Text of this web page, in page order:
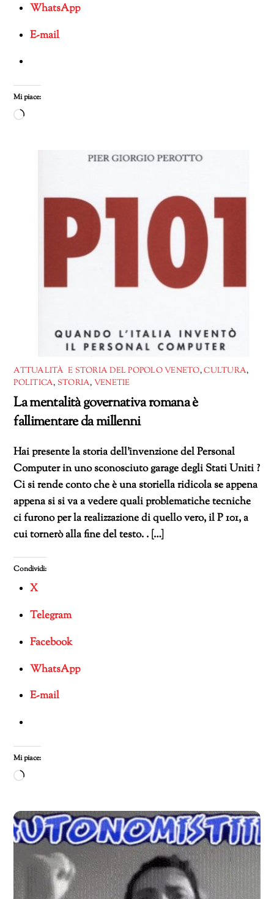
WhatsApp
E-mail
Mi piace:
Caricamento
ATTUALITÀ E STORIA DEL POPOLO VENETO,CULTURA,
POLITICA, STORIA, VENETIE
La mentalità governativa romana è
fallimentare da millenni
Hai presente la storia dell’invenzione del Personal
Computer in uno sconosciuto garage degli Stati Uniti ?
Ci si rende conto che è una storiella ridicola se appena
appena si si va a vedere quali problematiche tecniche
ci furono per la realizzazione di quello vero, il P 101, a
cui tornerò alla fine del testo. . […]
Condividi:
X
Telegram
Facebook
WhatsApp
E-mail
Mi piace:
Caricamento
corso…